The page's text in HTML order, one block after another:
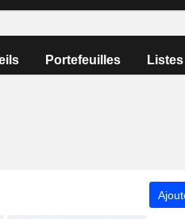
Portefeuilles Listes